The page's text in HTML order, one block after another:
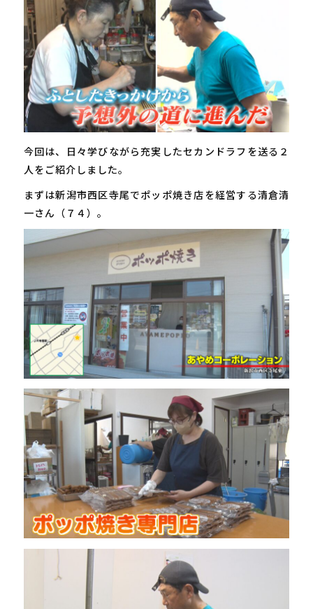
今回は、日々学びながら充実したセカンドラフを送る２
人をご紹介しました。
まずは新潟市西区寺尾でポッポ焼き店を経営する清倉清
一さん（７４）。